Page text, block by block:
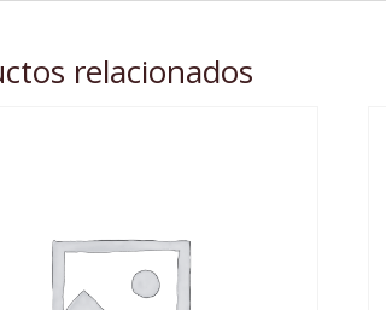
relacionados